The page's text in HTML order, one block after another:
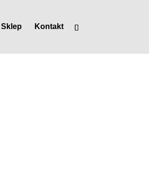
Sklep Kontakt